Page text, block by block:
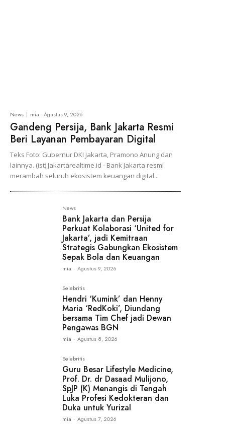
News mia -Agustus 9, 2026
Gandeng Persija, Bank Jakarta Resmi
Beri Layanan Pembayaran Digital
Teks Foto: Gubernur DKI Jakarta, Pramono Anung dan
lainnya. (ist) Jakartarealtime.id - Bank Jakarta resmi
merambah seluruh ekosistem keuangan digital...
News
Bank Jakarta dan Persija
Perkuat Kolaborasi ‘United for
Jakarta’, jadi Kemitraan
Strategis Gabungkan Ekosistem
Sepak Bola dan Keuangan
mia - Agustus 9, 2026
Selebritis
Hendri ‘Kumink’ dan Henny
Maria ‘RedKoki’, Diundang
bersama Tim Chef jadi Dewan
Pengawas BGN
mia - Agustus 8, 2026
Selebritis
Guru Besar Lifestyle Medicine,
Prof. Dr. dr Dasaad Mulijono,
SpJP (K) Menangis di Tengah
Luka Profesi Kedokteran dan
Duka untuk Yurizal
mia - Agustus 7, 2026